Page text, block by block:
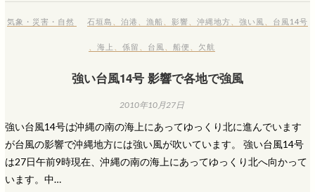
気象・災害・自然 石垣島 泊港 漁船 影響 沖縄地方 強い風 台風14号
、海上 、係留 台風 、船便 欠航
強い台風14号 影響で各地で強風
2010年10月27日
強い台風14号は沖縄の南の海上にあってゆっくり北に進んでいます
が台風の影響で沖縄地方には強い風が吹いています。 強い台風14号
は27日午前9時現在、沖縄の南の海上にあってゆっくり北へ向かって
います。中…